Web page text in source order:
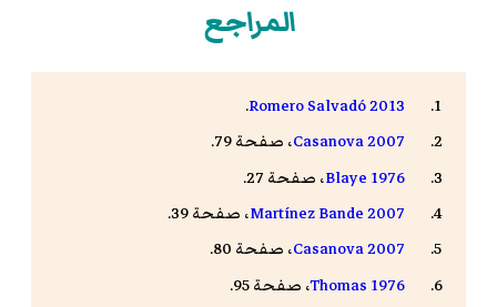
المراجع
Romero Salvadó 2013
.
Casanova 2007، صفحة 79.
Blaye 1976، صفحة 27.
Martínez Bande 2007، صفحة 39.
Casanova 2007، صفحة 80.
Thomas 1976، صفحة 95.